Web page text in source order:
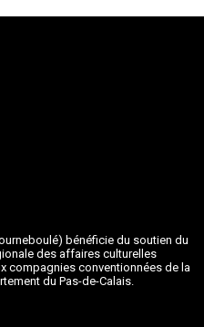
bénéficie du soutien du
des affaires culturelles
compagnies conventionnées de la
du Pas-de-Calais.